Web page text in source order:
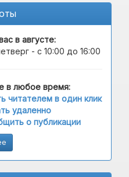
в августе:
- с 10:00 до 16:00
в любое время:
читателем в один клик
удаленно
о публикации